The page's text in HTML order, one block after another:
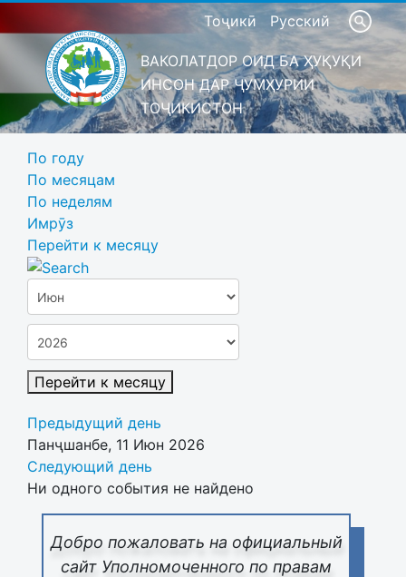
Тоҷикӣ Русский
ВАКОЛАТДОР ОИД БА ҲУҚУҚИ
ИНСОН ДАР ҶУМҲУРИИ
ТОҶИКИСТОН
Добро пожаловать на официальный
сайт Уполномоченного по правам
По году
По месяцам
По неделям
Имрӯз
Перейти к месяцу
Перейти к месяцу
Предыдущий день
Панҷшанбе, 11 Июн 2026
Следующий день
Ни одного события не найдено